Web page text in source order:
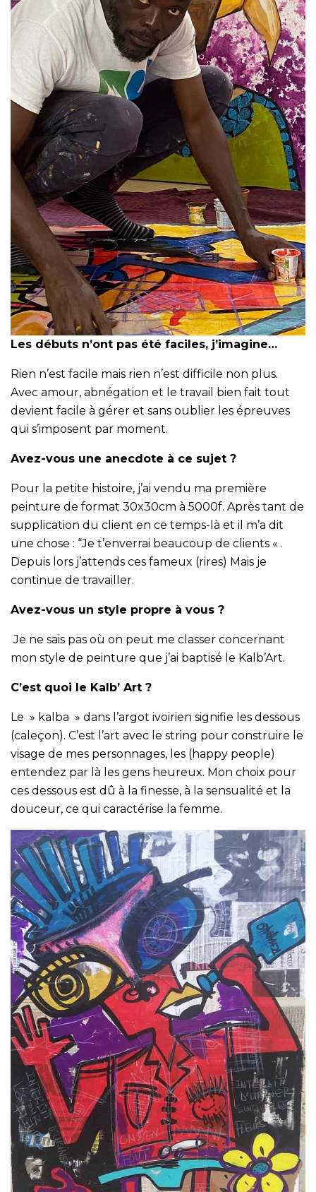
Les débuts n’ont pas été faciles, j’imagine…
Rien n’est facile mais rien n’est difficile non plus.
Avec amour, abnégation et le travail bien fait tout
devient facile à gérer et sans oublier les épreuves
qui s’imposent par moment.
Avez-vous une anecdote à ce sujet ?
Pour la petite histoire, j’ai vendu ma première
peinture de format 30x30cm à 5000f. Après tant de
supplication du client en ce temps-là et il m’a dit
une chose : “Je t’enverrai beaucoup de clients « .
Depuis lors j’attends ces fameux (rires) Mais je
continue de travailler.
Avez-vous un style propre à vous ?
Je ne sais pas où on peut me classer concernant
mon style de peinture que j’ai baptisé le Kalb’Art.
C’est quoi le Kalb’ Art ?
Le » kalba » dans l’argot ivoirien signifie les dessous
(caleçon). C’est l’art avec le string pour construire le
visage de mes personnages, les (happy people)
entendez par là les gens heureux. Mon choix pour
ces dessous est dû à la finesse, à la sensualité et la
douceur, ce qui caractérise la femme.